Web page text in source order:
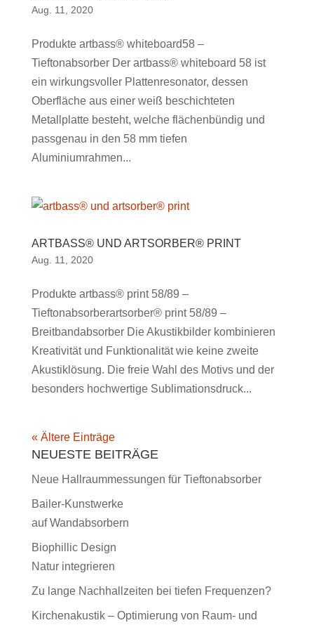
Aug. 11, 2020
Produkte artbass® whiteboard58 –
Tieftonabsorber Der artbass® whiteboard 58 ist
ein wirkungsvoller Plattenresonator, dessen
Oberfläche aus einer weiß beschichteten
Metallplatte besteht, welche flächenbündig und
passgenau in den 58 mm tiefen
Aluminiumrahmen...
ARTBASS® UND ARTSORBER® PRINT
Aug. 11, 2020
Produkte artbass® print 58/89 –
Tieftonabsorberartsorber® print 58/89 –
Breitbandabsorber Die Akustikbilder kombinieren
Kreativität und Funktionalität wie keine zweite
Akustiklösung. Die freie Wahl des Motivs und der
besonders hochwertige Sublimationsdruck...
« Ältere Einträge
NEUESTE BEITRÄGE
Neue Hallraummessungen für Tieftonabsorber
Bailer-Kunstwerke
auf Wandabsorbern
Biophillic Design
Natur integrieren
Zu lange Nachhallzeiten bei tiefen Frequenzen?
Kirchenakustik – Optimierung von Raum- und